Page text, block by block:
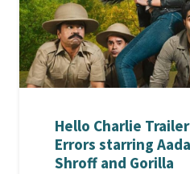
Hello Charlie
Errors starring
Shroff and Gorilla